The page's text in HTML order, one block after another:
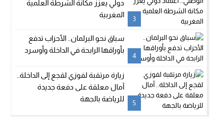
3
دولي يعزز مكانة الشرطة العلمية
المغربية
4
سباق نحو البرلمان.. الأحزاب تدفع
بأوراقها الرابحة في الداخلة وأوسرد
5
زيارة مرتقبة لفوزي لقجع إلى الداخلة..
آمال معلقة على دفعة جديدة
للرياضة بالجهة